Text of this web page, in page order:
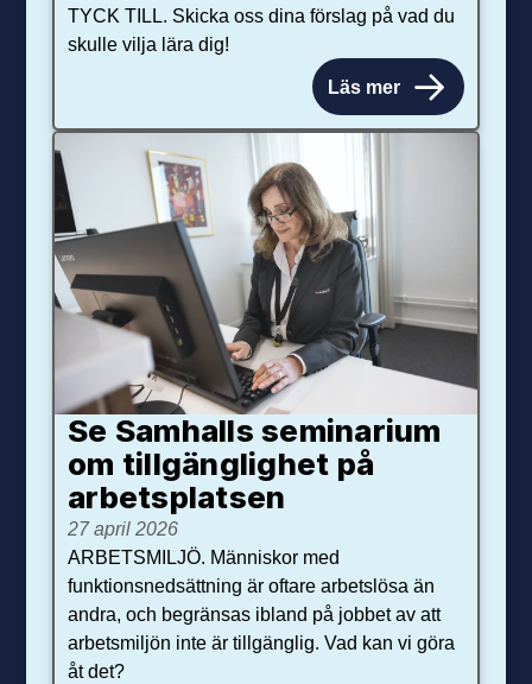
TYCK TILL. Skicka oss dina förslag på vad du
skulle vilja lära dig!
Läs mer
Se Samhalls seminarium
om tillgänglighet på
arbetsplatsen
27 april 2026
ARBETSMILJÖ. Människor med
funktionsnedsättning är oftare arbetslösa än
andra, och begränsas ibland på jobbet av att
arbetsmiljön inte är tillgänglig. Vad kan vi göra
åt det?